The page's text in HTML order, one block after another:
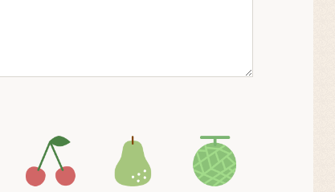
アイコン5 アイコン6 アイコン7